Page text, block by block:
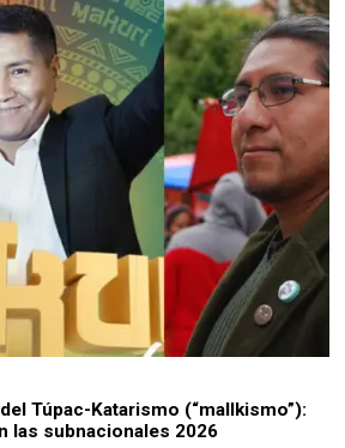
Túpac-Katarismo (“mallkismo”):
las subnacionales 2026